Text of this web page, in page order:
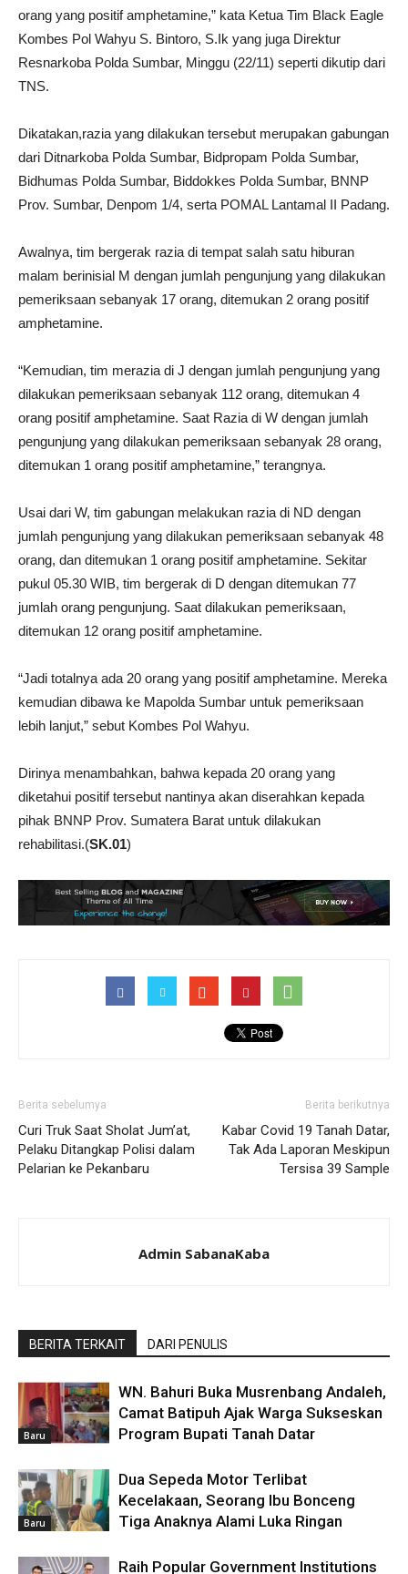
orang yang positif amphetamine,” kata Ketua Tim Black Eagle
Kombes Pol Wahyu S. Bintoro, S.Ik yang juga Direktur
Resnarkoba Polda Sumbar, Minggu (22/11) seperti dikutip dari
TNS.
Dikatakan,razia yang dilakukan tersebut merupakan gabungan
dari Ditnarkoba Polda Sumbar, Bidpropam Polda Sumbar,
Bidhumas Polda Sumbar, Biddokkes Polda Sumbar, BNNP
Prov. Sumbar, Denpom 1/4, serta POMAL Lantamal II Padang.
Awalnya, tim bergerak razia di tempat salah satu hiburan
malam berinisial M dengan jumlah pengunjung yang dilakukan
pemeriksaan sebanyak 17 orang, ditemukan 2 orang positif
amphetamine.
“Kemudian, tim merazia di J dengan jumlah pengunjung yang
dilakukan pemeriksaan sebanyak 112 orang, ditemukan 4
orang positif amphetamine. Saat Razia di W dengan jumlah
pengunjung yang dilakukan pemeriksaan sebanyak 28 orang,
ditemukan 1 orang positif amphetamine,” terangnya.
Usai dari W, tim gabungan melakukan razia di ND dengan
jumlah pengunjung yang dilakukan pemeriksaan sebanyak 48
orang, dan ditemukan 1 orang positif amphetamine. Sekitar
pukul 05.30 WIB, tim bergerak di D dengan ditemukan 77
jumlah orang pengunjung. Saat dilakukan pemeriksaan,
ditemukan 12 orang positif amphetamine.
“Jadi totalnya ada 20 orang yang positif amphetamine. Mereka
kemudian dibawa ke Mapolda Sumbar untuk pemeriksaan
lebih lanjut,” sebut Kombes Pol Wahyu.
Dirinya menambahkan, bahwa kepada 20 orang yang
diketahui positif tersebut nantinya akan diserahkan kepada
pihak BNNP Prov. Sumatera Barat untuk dilakukan
rehabilitasi.(SK.01)
Berita sebelumya
Curi Truk Saat Sholat Jum’at,
Pelaku Ditangkap Polisi dalam
Pelarian ke Pekanbaru
Berita berikutnya
Kabar Covid 19 Tanah Datar,
Tak Ada Laporan Meskipun
Tersisa 39 Sample
Admin SabanaKaba
BERITA TERKAIT DARI PENULIS
Baru
WN. Bahuri Buka Musrenbang Andaleh,
Camat Batipuh Ajak Warga Sukseskan
Program Bupati Tanah Datar
Baru
Dua Sepeda Motor Terlibat
Kecelakaan, Seorang Ibu Bonceng
Tiga Anaknya Alami Luka Ringan
Raih Popular Government Institutions